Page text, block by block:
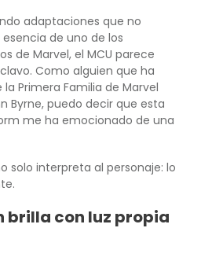
adaptaciones que no
de uno de los
de Marvel, el MCU parece
Como alguien que ha
Primera Familia de Marvel
Byrne, puedo decir que esta
me ha emocionado de una
solo interpreta al personaje: lo
brilla con luz propia